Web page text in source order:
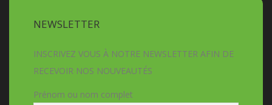
NEWSLETTER
INSCRIVEZ VOUS À NOTRE NEWSLETTER AFIN DE
RECEVOIR NOS NOUVEAUTÉS
Prénom ou nom complet